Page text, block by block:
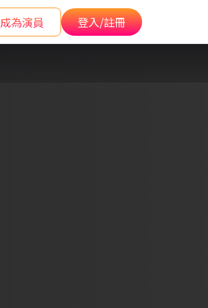
成為演員 登入/註冊